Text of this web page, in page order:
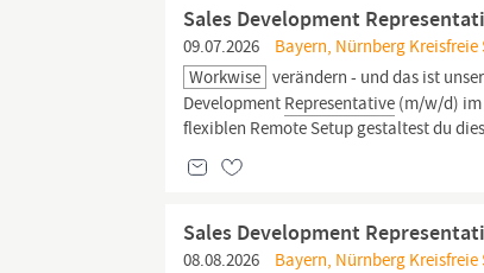
Sales Development
09.07.2026
Bayern, Nürnberg
Workwise verändern - und das ist
Development Representative (m/w/d) im
flexiblen Remote Setup gestaltest du
Sales Development
08.08.2026
Bayern, Nürnberg